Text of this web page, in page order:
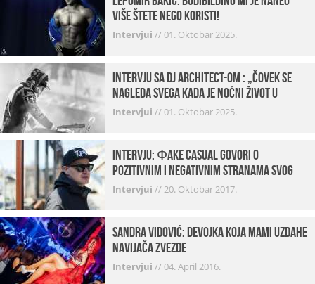
više štete nego koristi!
Intervjui //01. Oktobar 2025.
Intervju sa DJ Architect-om : „Čovek se
nagleda svega kada je noćni život u
pitanju. U klubovima najmanje vidim
Intervjui //01. Oktobar 2025.
INTERVJU: Фake Casual govori o
pozitivnim i negativnim stranama svog
posla, počecima, omiljenim mestima …
Intervjui //20. Oktobar 2017.
Sandra Vidović: devojka koja mami uzdahe
navijača Zvezde
Intervjui //04. April 2016.